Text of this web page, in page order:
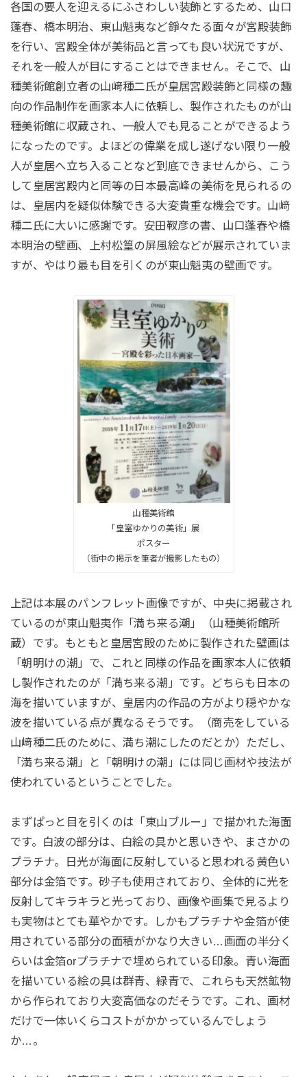
各国の要人を迎えるにふさわしい装飾とするため、山口
蓬春、橋本明治、東山魁夷など錚々たる面々が宮殿装飾
を行い、宮殿全体が美術品と言っても良い状況ですが、
それを一般人が目にすることはできません。そこで、山
種美術館創立者の山﨑種二氏が皇居宮殿装飾と同様の趣
向の作品制作を画家本人に依頼し、製作されたものが山
種美術館に収蔵され、一般人でも見ることができるよう
になったのです。よほどの偉業を成し遂げない限り一般
人が皇居へ立ち入ることなど到底できませんから、こう
して皇居宮殿内と同等の日本最高峰の美術を見られるの
は、皇居内を疑似体験できる大変貴重な機会です。山﨑
種二氏に大いに感謝です。安田靫彦の書、山口蓬春や橋
本明治の壁画、上村松篁の屏風絵などが展示されていま
すが、やはり最も目を引くのが東山魁夷の壁画です。
山種美術館
「皇室ゆかりの美術」展
ポスター
（街中の掲示を筆者が撮影したもの）
上記は本展のパンフレット画像ですが、中央に掲載され
ているのが東山魁夷作「満ち来る潮」（山種美術館所
蔵）です。もともと皇居宮殿のために製作された壁画は
「朝明けの潮」で、これと同様の作品を画家本人に依頼
し製作されたのが「満ち来る潮」です。どちらも日本の
海を描いていますが、皇居内の作品の方がより穏やかな
波を描いている点が異なるそうです。（商売をしている
山﨑種二氏のために、満ち潮にしたのだとか）ただし、
「満ち来る潮」と「朝明けの潮」には同じ画材や技法が
使われているということでした。
まずぱっと目を引くのは「東山ブルー」で描かれた海面
です。白波の部分は、白絵の具かと思いきや、まさかの
プラチナ。日光が海面に反射していると思われる黄色い
部分は金箔です。砂子も使用されており、全体的に光を
反射してキラキラと光っており、画像や画集で見るより
も実物はとても華やかです。しかもプラチナや金箔が使
用されている部分の面積がかなり大きい…画面の半分く
らいは金箔orプラチナで埋められている印象。青い海面
を描いている絵の具は群青、緑青で、これらも天然鉱物
から作られており大変高価なのだそうです。これ、画材
だけで一体いくらコストがかかっているんでしょう
か…。